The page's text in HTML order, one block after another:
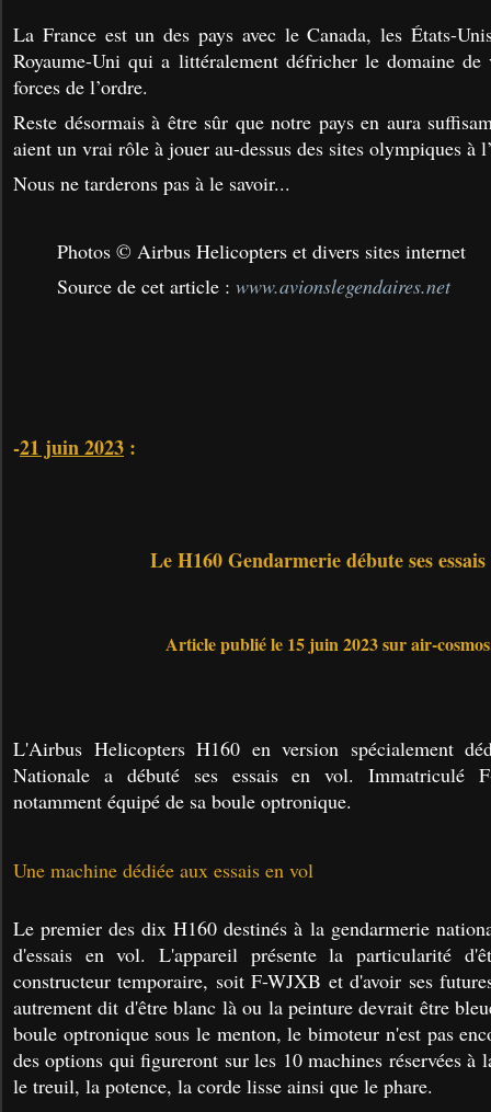
La France est un des pays avec le Canada, les États-
Royaume-Uni qui a littéralement défricher le domaine de
forces de l’ordre.
Reste désormais à être sûr que notre pays en aura
aient un vrai rôle à jouer au-dessus des sites olympiques à
Nous ne tarderons pas à le savoir...
Photos © Airbus Helicopters et divers sites internet
Source de cet article : www.avionslegendaires.net
-21 juin 2023 :
Le H160 Gendarmerie débute ses
Article publié le 15 juin 2023 sur air-
L'Airbus Helicopters H160 en version spécialement
Nationale a débuté ses essais en vol. Immatriculé
notamment équipé de sa boule optronique.
Une machine dédiée aux essais en vol
Le premier des dix H160 destinés à la gendarmerie
d'essais en vol. L'appareil présente la particularité
constructeur temporaire, soit F-WJXB et d'avoir ses
autrement dit d'être blanc là ou la peinture devrait être
boule optronique sous le menton, le bimoteur n'est pas
des options qui figureront sur les 10 machines réservées à
le treuil, la potence, la corde lisse ainsi que le phare.